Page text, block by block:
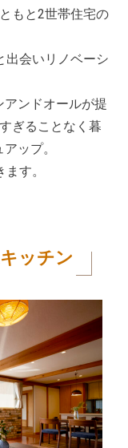
もと2世帯住宅の
出会いリノベーシ
アンドオールが提
ぎることなく暮
ップ。
す。
ッチン